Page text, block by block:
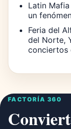
Latin
un
Feria del
del Norte,
conciertos
FACTORÍA 360